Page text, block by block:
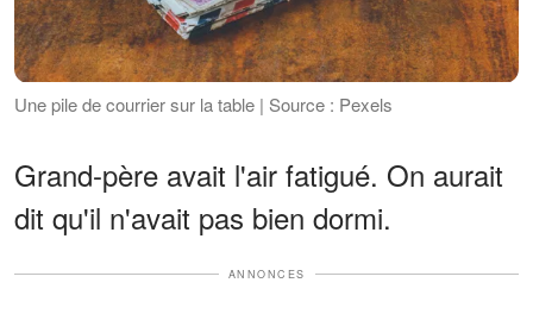
Une pile de courrier sur la table | Source : Pexels
Grand-père avait l'air fatigué. On aurait
dit qu'il n'avait pas bien dormi.
ANNONCES